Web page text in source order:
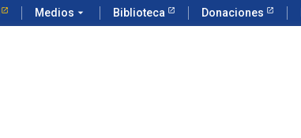
Medios arrow_drop_down Biblioteca Donaciones